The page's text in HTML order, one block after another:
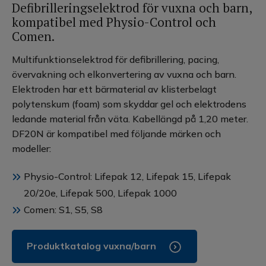
biofasiska).
- För upp till 8 timmars övervakning.
- För upp till 1 timmes pacing med 70 mA /
140 ppM (pulslängd 20 ms och 40 ms).
Inspektion av elektroder var 30:e minut.
- Röntgengenomsläpplig (kabel och
kabelanslutning syns på röntgen).
Defibrilleringselektrod för vuxna och barn,
kompatibel med Physio-Control och
Comen.
Multifunktionselektrod för defibrillering, pacing,
övervakning och elkonvertering av vuxna och barn.
Elektroden har ett bärmaterial av klisterbelagt
polytenskum (foam) som skyddar gel och elektrodens
ledande material från väta. Kabellängd på 1,20 meter.
DF20N är kompatibel med följande märken och
modeller:
Physio-Control: Lifepak 12, Lifepak 15, Lifepak
20/20e, Lifepak 500, Lifepak 1000
Comen: S1, S5, S8
Produktkatalog vuxna/barn